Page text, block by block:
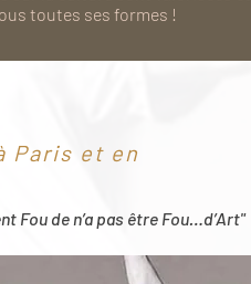
toutes ses formes !
Paris et en
Fou de n’a pas être Fou…d’Art"